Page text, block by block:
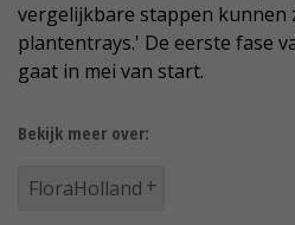
vergelijkbare stappen kunnen
plantentrays.' De eerste fase
gaat in mei van start.
Bekijk meer over:
FloraHolland